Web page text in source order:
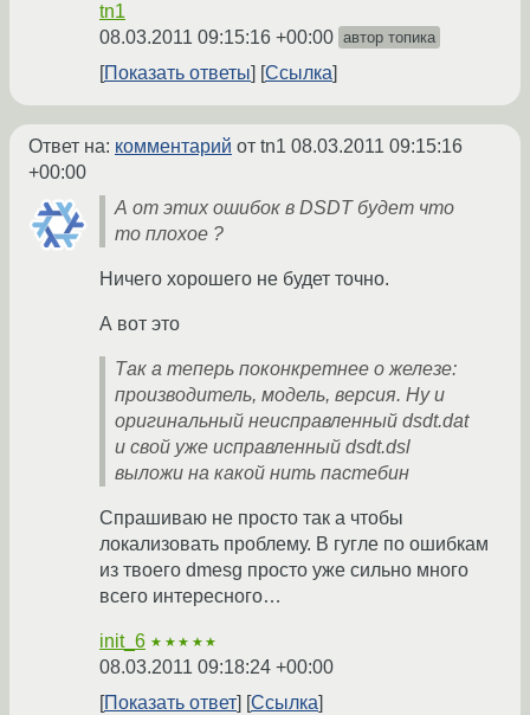
tn1
08.03.2011 09:15:16 +00:00 автор топика
Показать ответы Ссылка
Ответ на: комментарий от tn1 08.03.2011 09:15:16
+00:00
А от этих ошибок в DSDT будет что
то плохое ?
Ничего хорошего не будет точно.
А вот это
Так а теперь поконкретнее о железе:
производитель, модель, версия. Ну и
оригинальный неисправленный dsdt.dat
и свой уже исправленный dsdt.dsl
выложи на какой нить пастебин
Спрашиваю не просто так а чтобы
локализовать проблему. В гугле по ошибкам
из твоего dmesg просто уже сильно много
всего интересного…
init_6 ★★★★★
08.03.2011 09:18:24 +00:00
Показать ответ
Ссылка